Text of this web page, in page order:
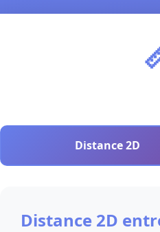
Distance 2D
Distance 2D